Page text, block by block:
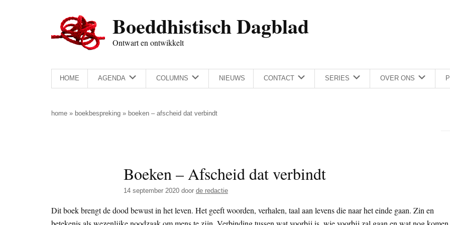
Boeddhistisch Dagblad
Ontwart en ontwikkelt
HOME AGENDA COLUMNS NIEUWS CONTACT SERIES OVER ONS
home » boekbespreking » boeken – afscheid dat verbindt
Boeken – Afscheid dat verbindt
14 september 2020 door de redactie
Dit boek brengt de dood bewust in het leven. Het geeft woorden, verhalen, taal aan levens die naar het einde gaan. Zin en